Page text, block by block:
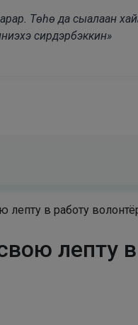
Төһө да сыалаан
сирдэрбэккин»
лепту в работу
лепту